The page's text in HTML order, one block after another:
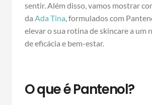
sentir. Além disso, vamos mostrar
da Ada Tina, formulados com
elevar o sua rotina de skincare a um
de eficácia e bem-estar.
O que é Pantenol?